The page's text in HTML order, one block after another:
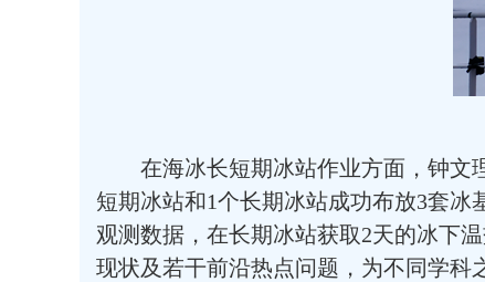
在海冰长短期冰站作业方面，钟文
短期冰站和1个长期冰站成功布放3套冰
观测数据，在长期冰站获取2天的冰下
现状及若干前沿热点问题，为不同学科